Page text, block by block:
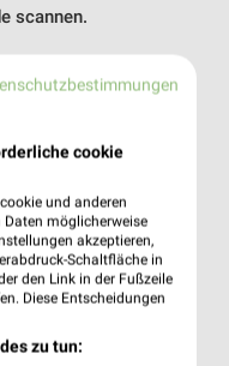
scannen.
cookie
und anderen
Daten möglicherweise
akzeptieren,
Schaltfläche in
den Link in der Fußzeile
Diese Entscheidungen
zu tun: